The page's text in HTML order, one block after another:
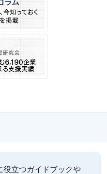
役立つガイドブックや